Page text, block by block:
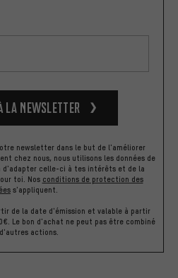
à la newsletter
newsletter dans le but de l'améliorer
chez nous, nous utilisons les données de
d'adapter celle-ci à tes intérêts et de la
toi. Nos conditions de protection des
s'appliquent.
de la date d'émission et valable à partir
Le bon d'achat ne peut pas être combiné
actions.